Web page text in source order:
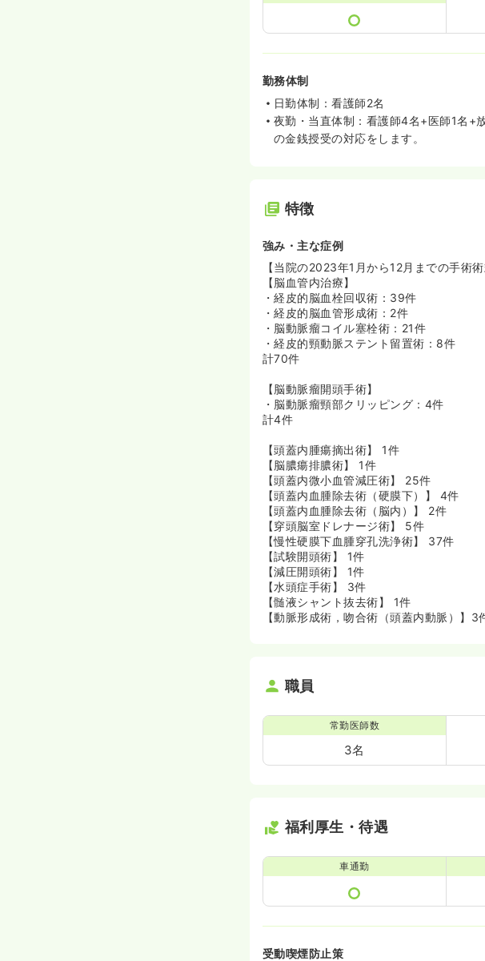
勤務体制
日勤体制：看護師2名
夜勤・当直体制：看護師4名+医師1名+
の金銭授受の対応をします。
特徴
強み・主な症例
【当院の2023年1月から12月までの手術術
【脳血管内治療】
・経皮的脳血栓回収術：39件
・経皮的脳血管形成術：2件
・脳動脈瘤コイル塞栓術：21件
・経皮的頸動脈ステント留置術：8件
計70件
【脳動脈瘤開頭手術】
・脳動脈瘤頸部クリッピング：4件
計4件
【頭蓋内腫瘍摘出術】 1件
【脳膿瘍排膿術】 1件
【頭蓋内微小血管減圧術】 25件
【頭蓋内血腫除去術（硬膜下）】 4件
【頭蓋内血腫除去術（脳内）】 2件
【穿頭脳室ドレナージ術】 5件
【慢性硬膜下血腫穿孔洗浄術】 37件
【試験開頭術】 1件
【減圧開頭術】 1件
【水頭症手術】 3件
【髄液シャント抜去術】 1件
【動脈形成術，吻合術（頭蓋内動脈）】3
職員
常勤医師数
3名
福利厚生・待遇
車通勤
受動喫煙防止策